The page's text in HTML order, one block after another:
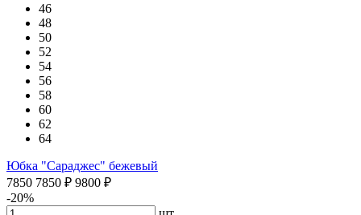
46
48
50
52
54
56
58
60
62
64
Юбка "Сараджес" бежевый
7850 7850 ₽ 9800 ₽
-20%